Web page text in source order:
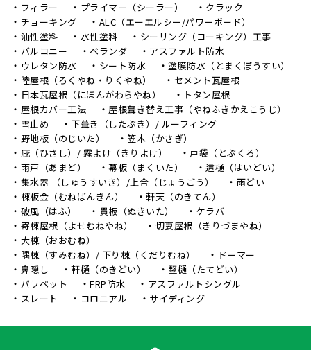
フィラー プライマー（シーラー）
クラック
チョーキング
ALC（エーエルシー/パワーボード）
油性塗料
水性塗料
シーリング（コーキング）工事
バルコニー
ベランダ
アスファルト防水
ウレタン防水
シート防水
塗膜防水（とまくぼうすい）
陸屋根（ろくやね・りくやね）
セメント瓦屋根
日本瓦屋根（にほんがわらやね）
トタン屋根
屋根カバー工法
屋根葺き替え工事（やねふきかえこうじ）
雪止め
下葺き（したぶき）/ ルーフィング
野地板（のじいた）
笠木（かさぎ）
庇（ひさし）/ 霧よけ（きりよけ）
戸袋（とぶくろ）
雨戸（あまど）
幕板（まくいた）
這樋（はいどい）
集水器 （しゅうすいき）/上合（じょうごう）
雨どい
棟板金（むねばんきん）
軒天（のきてん）
破風（はふ）
貫板（ぬきいた）
ケラバ
寄棟屋根（よせむねやね）
切妻屋根（きりづまやね）
大棟（おおむね）
隅棟（すみむね）/ 下り棟（くだりむね）
ドーマー
鼻隠し
軒樋（のきどい）
竪樋（たてどい）
パラペット
FRP防水
アスファルトシングル
スレート
コロニアル サイディング